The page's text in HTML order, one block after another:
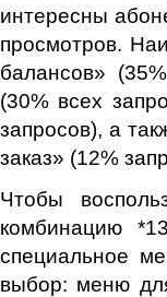
интересны
просмотров.
балансов»
(30% всех
запросов), а
заказ» (12%
Чтобы
комбинацию
специальное
выбор: меню